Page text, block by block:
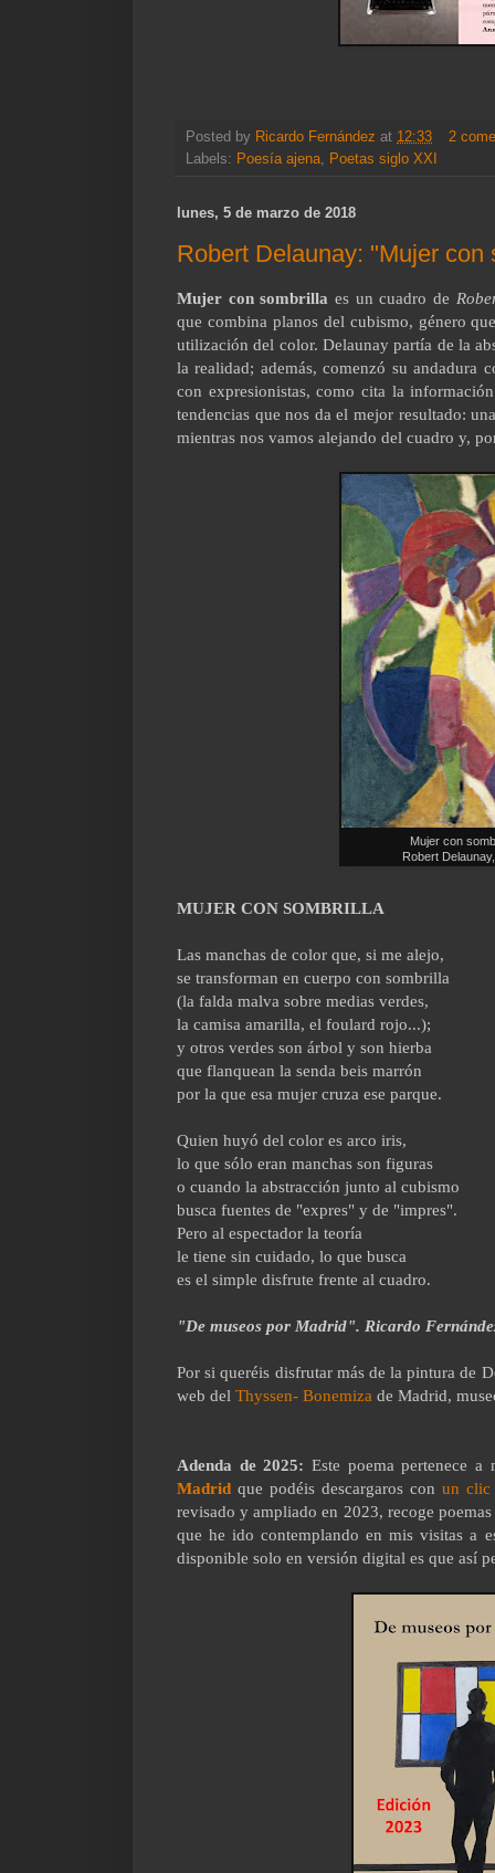
Posted by Ricardo Fernández at 12:33
2
Labels: Poesía ajena, Poetas siglo XXI
lunes, 5 de marzo de 2018
Robert Delaunay: "Mujer con
Mujer con sombrilla es un cuadro de
que combina planos del cubismo, género
utilización del color. Delaunay partía de la
la realidad; además, comenzó su andadura
con expresionistas, como cita la
tendencias que nos da el mejor resultado:
mientras nos vamos alejando del cuadro y,
Mujer con
Robert
MUJER CON SOMBRILLA
Las manchas de color que, si me alejo,
se transforman en cuerpo con sombrilla
(la falda malva sobre medias verdes,
la camisa amarilla, el foulard rojo...);
y otros verdes son árbol y son hierba
que flanquean la senda beis marrón
por la que esa mujer cruza ese parque.
Quien huyó del color es arco iris,
lo que sólo eran manchas son figuras
o cuando la abstracción junto al cubismo
busca fuentes de "expres" y de "impres".
Pero al espectador la teoría
le tiene sin cuidado, lo que busca
es el simple disfrute frente al cuadro.
"De museos por Madrid". Ricardo
Por si queréis disfrutar más de la pintura de
web del Thyssen- Bonemiza de Madrid,
Adenda de 2025: Este poema pertenece
Madrid que podéis descargaros con un clic
revisado y ampliado en 2023, recoge
que he ido contemplando en mis visitas a
disponible solo en versión digital es que así